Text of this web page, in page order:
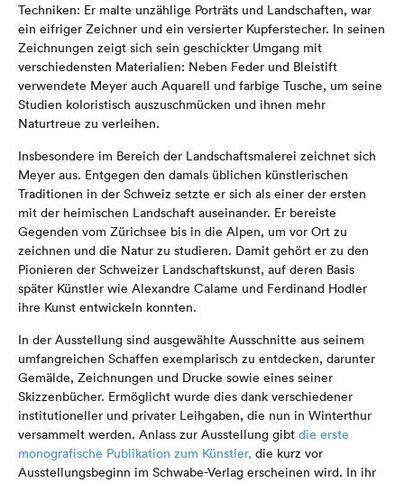
Techniken: Er malte unzählige Porträts und Landschaften, war
ein eifriger Zeichner und ein versierter Kupferstecher. In seinen
Zeichnungen zeigt sich sein geschickter Umgang mit
verschiedensten Materialien: Neben Feder und Bleistift
verwendete Meyer auch Aquarell und farbige Tusche, um seine
Studien koloristisch auszuschmücken und ihnen mehr
Naturtreue zu verleihen.
Insbesondere im Bereich der Landschaftsmalerei zeichnet sich
Meyer aus. Entgegen den damals üblichen künstlerischen
Traditionen in der Schweiz setzte er sich als einer der ersten
mit der heimischen Landschaft auseinander. Er bereiste
Gegenden vom Zürichsee bis in die Alpen, um vor Ort zu
zeichnen und die Natur zu studieren. Damit gehört er zu den
Pionieren der Schweizer Landschaftskunst, auf deren Basis
später Künstler wie Alexandre Calame und Ferdinand Hodler
ihre Kunst entwickeln konnten.
In der Ausstellung sind ausgewählte Ausschnitte aus seinem
umfangreichen Schaffen exemplarisch zu entdecken, darunter
Gemälde, Zeichnungen und Drucke sowie eines seiner
Skizzenbücher. Ermöglicht wurde dies dank verschiedener
institutioneller und privater Leihgaben, die nun in Winterthur
versammelt werden. Anlass zur Ausstellung gibt die erste
monografische Publikation zum Künstler, die kurz vor
Ausstellungsbeginn im Schwabe-Verlag erscheinen wird. In ihr